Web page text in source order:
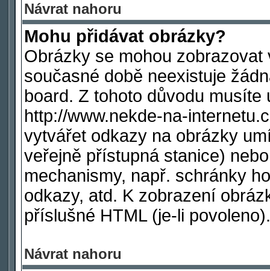
Návrat nahoru
Mohu přidávat obrázky?
Obrázky se mohou
současné době neexistuje
board. Z tohoto důvodu
http://www.nekde-na-
vytvářet odkazy na obrázky
veřejně přístupná stanice)
mechanismy, např. schránky
odkazy, atd. K zobrazení
příslušné HTML (je-li povoleno).
Návrat nahoru